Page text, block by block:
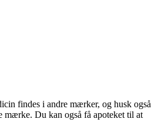
findes i andre mærker, og husk også
mærke. Du kan også få apoteket til at